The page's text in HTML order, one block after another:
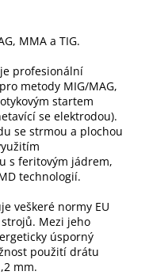
MMA a TIG.
je profesionální
metody MIG/MAG,
startem
se elektrodou).
se strmou a plochou
s feritovým jádrem,
technologií.
veškeré normy EU
Mezi jeho
úsporný
použití drátu
mm.